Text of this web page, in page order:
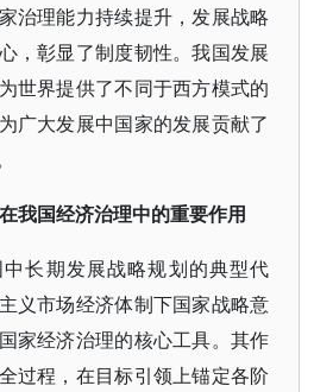
治理能力持续提升，发展战略
，彰显了制度韧性。我国发展
世界提供了不同于西方模式的
广大发展中国家的发展贡献了
我国经济治理中的重要作用
长期发展战略规划的典型代
义市场经济体制下国家战略意
家经济治理的核心工具。其作
过程，在目标引领上锚定各阶